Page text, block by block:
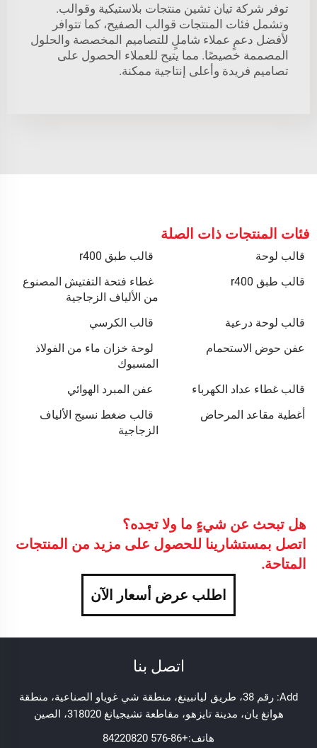
توفر شركة تيان تشين منتجات بلاستيكية وقوالب.
وتشمل فئات المنتجات قوالب الصفيح، كما تتوافر
لأفضل دعمٍ عملاء شاملٍ للتصاميم المخصصة والحلول
المصممة خصيصًا. مما يتيح للعملاء الحصول على
تصاميم فريدة وأعلى إنتاجية ممكنة.
فئات المنتجات ذات الصلة
قالب لوحة
قالب طبق r400
قالب طبق r400
غطاء فتحة التفتيش المصنوع
من الألياف الزجاجية
قالب لوحة درعية
قالب الكرسي
عفن حوض الاستحمام
لوحة خزان ماء من الفولاذ
المسبوك
قالب غطاء عداد الكهرباء
عفن المبرد الهوائي
أغطية مقاعد المرحاض
قالب ضغط نسيج الألياف
الزجاجية
هل تبحث عن شيءٍ ما ولا تجده؟
اتصل بمستشارينا للحصول على مزيد من المنتجات
المتاحة.
اطلب عرض أسعار الآن
اتصل بنا
Add: رقم 38، طريق ليانبينغ، منطقة شي غوياو الصناعية، منطقة
هوانغ يان، مدينة تايزهو، مقاطعة تشيجيانغ 318020، الصين
هاتف:+86-576 84220820